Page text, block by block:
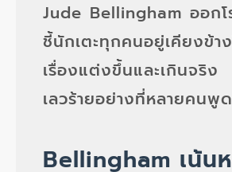
Jude Bellingham ออก
ชี้นักเตะทุกคนอยู่เคียงข้
เรื่องแต่งขึ้นและเกินจริ
เลวร้ายอย่างที่หลายคนพู
Bellingham เน้น